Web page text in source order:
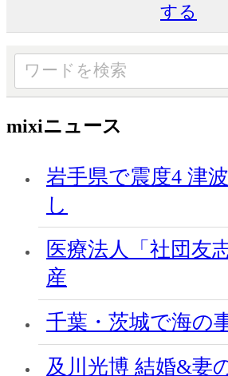
する
mixiニュース
岩手県で震度4 津
し
医療法人「社団友
産
千葉・茨城で海の
及川光博 結婚&妻